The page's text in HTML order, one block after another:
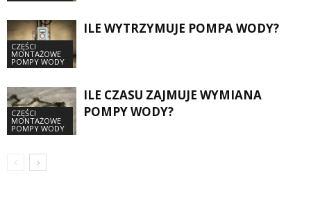
CZĘŚCI
MONTAŻOWE
POMPY WODY
ILE WYTRZYMUJE POMPA WODY?
CZĘŚCI
MONTAŻOWE
POMPY WODY
ILE CZASU ZAJMUJE WYMIANA
POMPY WODY?